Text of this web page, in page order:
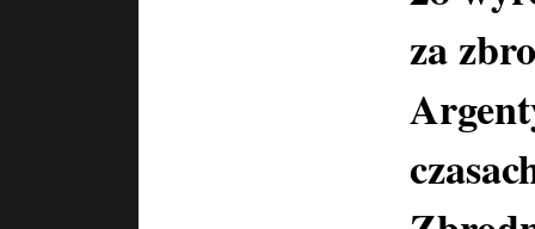
za